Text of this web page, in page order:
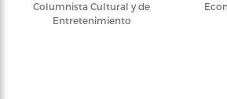
Columnista Cultural y de
Entretenimiento